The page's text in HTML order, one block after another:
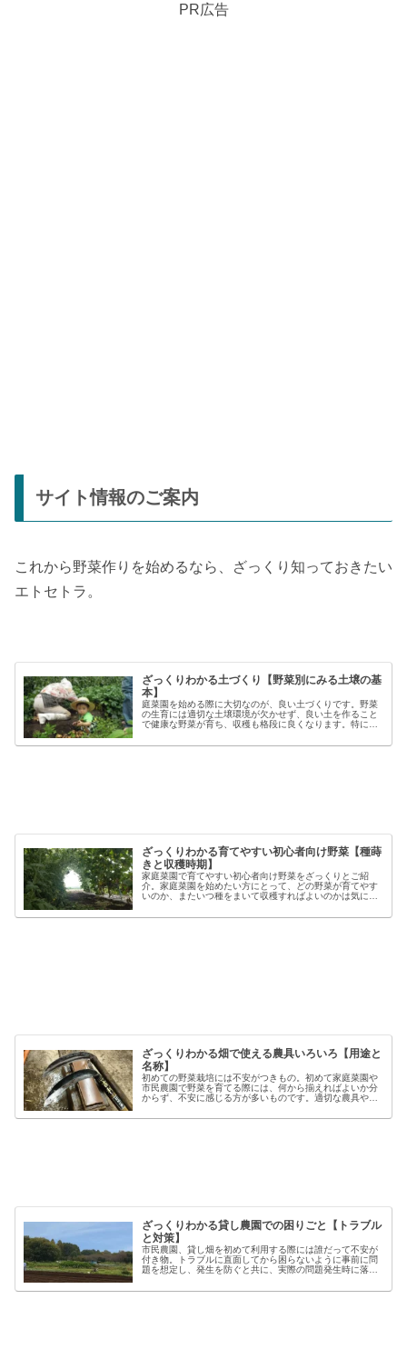
PR広告
サイト情報のご案内
これから野菜作りを始めるなら、ざっくり知っておきたい
エトセトラ。
ざっくりわかる土づくり【野菜別にみる土壌の基
本】
庭菜園を始める際に大切なのが、良い土づくりです。野菜
の生育には適切な土壌環境が欠かせず、良い土を作ること
で健康な野菜が育ち、収穫も格段に良くなります。特に初
家庭菜園で失敗しないコツと言える...
ざっくりわかる育てやすい初心者向け野菜【種蒔
きと収穫時期】
家庭菜園で育てやすい初心者向け野菜をざっくりとご紹
介。家庭菜園を始めたい方にとって、どの野菜が育てやす
いのか、またいつ種をまいて収穫すればよいのかは気にな
類でも「早生」「中生」「晩生」など...
ざっくりわかる畑で使える農具いろいろ【用途と
名称】
初めての野菜栽培には不安がつきもの。初めて家庭菜園や
市民農園で野菜を育てる際には、何から揃えればよいか分
からず、不安に感じる方が多いものです。適切な農具や資
しますが、種類も多く、初心者には...
ざっくりわかる貸し農園での困りごと【トラブル
と対策】
市民農園、貸し畑を初めて利用する際には誰だって不安が
付き物。トラブルに直面してから困らないように事前に問
題を想定し、発生を防ぐと共に、実際の問題発生時に落ち
【困った】と【トラブル】困りごとト...